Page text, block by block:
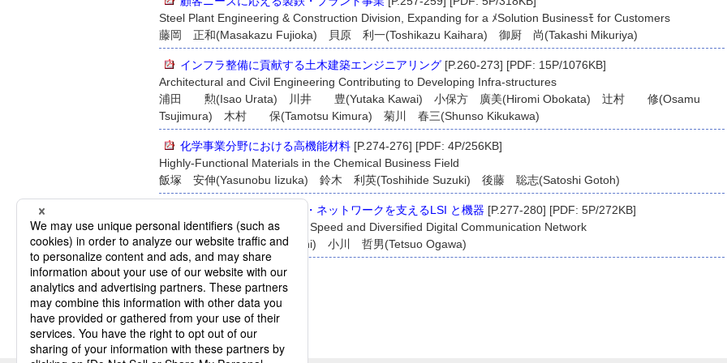
Steel Plant Engineering & Construction Division, Expanding for a ﾒSolution Businessﾓ for Customers
藤岡 正和(Masakazu Fujioka) 貝原 利一(Toshikazu Kaihara) 御厨 尚(Takashi Mikuriya)
インフラ整備に貢献する土木建築エンジニアリング [P.260-273] [PDF: 15P/1076KB]
Architectural and Civil Engineering Contributing to Developing Infra-structures
浦田 勲(Isao Urata) 川井 豊(Yutaka Kawai) 小保方 廣美(Hiromi Obokata) 辻村 修(Osamu
Tsujimura) 木村 保(Tamotsu Kimura) 菊川 春三(Shunso Kikukawa)
化学事業分野における高機能材料 [P.274-276] [PDF: 4P/256KB]
Highly-Functional Materials in the Chemical Business Field
飯塚 安伸(Yasunobu Iizuka) 鈴木 利英(Toshihide Suzuki) 後藤 聡志(Satoshi Gotoh)
高速かつ多様化する通信・ネットワークを支えるLSI と機器 [P.277-280] [PDF: 5P/272KB]
LSIs and Equipment for High Speed and Diversified Digital Communication Network
山内 由紀夫(Yukio Yamauchi) 小川 哲男(Tetsuo Ogawa)